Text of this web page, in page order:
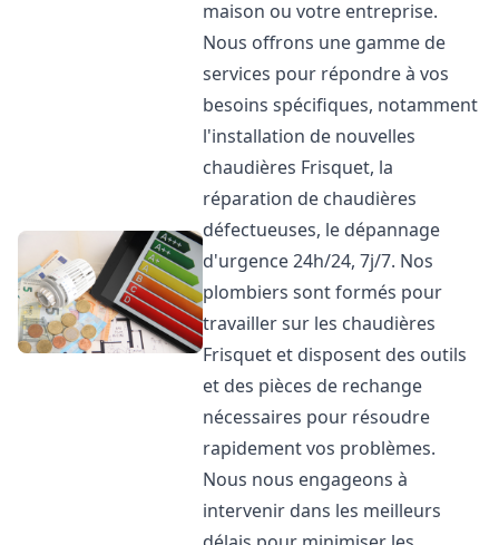
maison ou votre entreprise.
Nous offrons une gamme de
services pour répondre à vos
besoins spécifiques, notamment
l'installation de nouvelles
chaudières Frisquet, la
réparation de chaudières
défectueuses, le dépannage
d'urgence 24h/24, 7j/7. Nos
plombiers sont formés pour
travailler sur les chaudières
Frisquet et disposent des outils
et des pièces de rechange
nécessaires pour résoudre
rapidement vos problèmes.
Nous nous engageons à
intervenir dans les meilleurs